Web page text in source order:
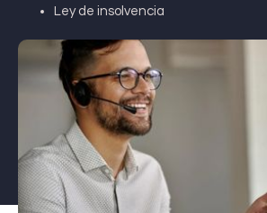
Ley de insolvencia